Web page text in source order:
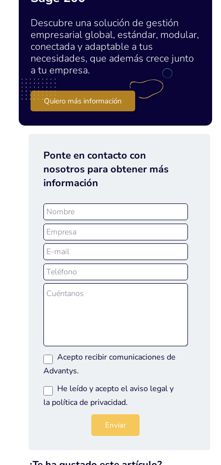
Descubre una solución de gestión
empresarial global, estándar, modular,
conectada y adaptable a tus
necesidades, que además crece junto
a tu empresa.
Quiero más información
Ponte en contacto con
nosotros para obtener más
información
Acepto recibir comunicaciones de
Advantys.
He leído y acepto el aviso legaly
la política de privacidad.